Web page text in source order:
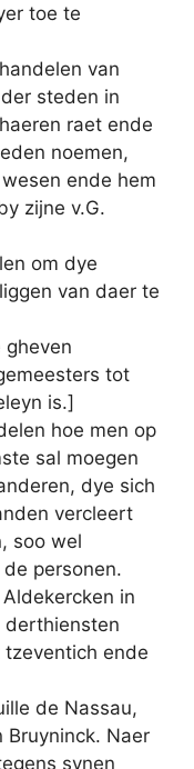
toe te
van
steden in
raet ende
noemen,
ende hem
zijne v.G.
om dye
van daer te
gheven
tot
is.]
hoe men op
sal moegen
dye sich
vercleert
soo wel
personen.
in
derthiensten
ende
de Nassau,
Bruyninck. Naer
synen